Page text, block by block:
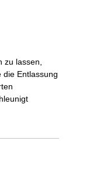
lassen,
die Entlassung